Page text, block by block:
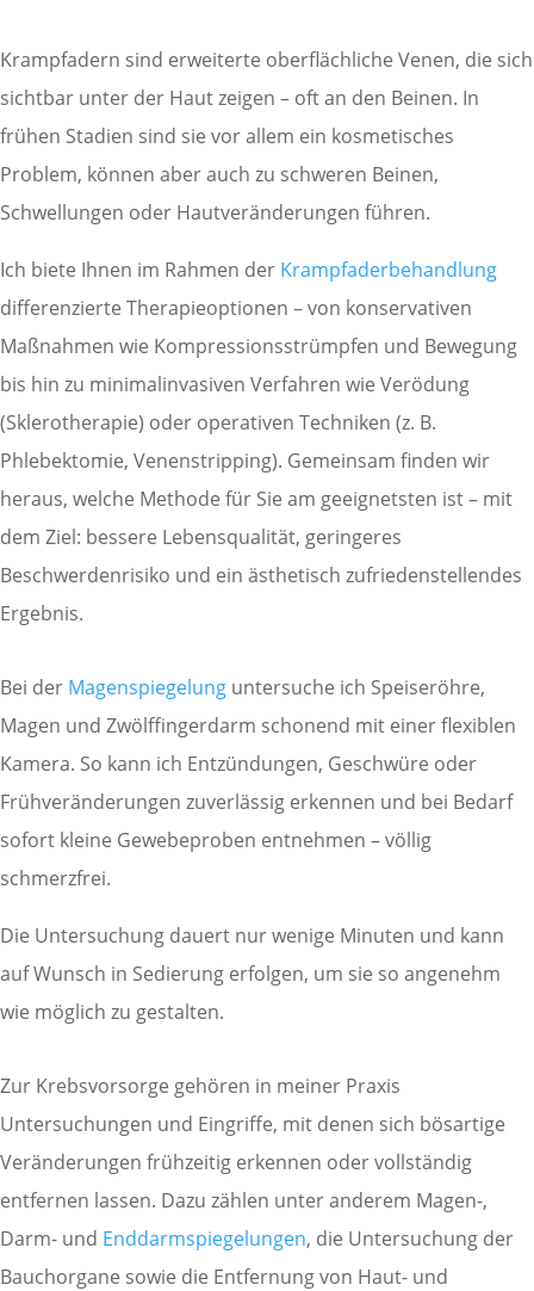
Krampfadern sind erweiterte oberflächliche Venen, die sich
sichtbar unter der Haut zeigen – oft an den Beinen. In
frühen Stadien sind sie vor allem ein kosmetisches
Problem, können aber auch zu schweren Beinen,
Schwellungen oder Hautveränderungen führen.
Ich biete Ihnen im Rahmen der Krampfaderbehandlung
differenzierte Therapieoptionen – von konservativen
Maßnahmen wie Kompressionsstrümpfen und Bewegung
bis hin zu minimalinvasiven Verfahren wie Verödung
(Sklerotherapie) oder operativen Techniken (z. B.
Phlebektomie, Venenstripping). Gemeinsam finden wir
heraus, welche Methode für Sie am geeignetsten ist – mit
dem Ziel: bessere Lebensqualität, geringeres
Beschwerdenrisiko und ein ästhetisch zufriedenstellendes
Ergebnis.
Bei der Magenspiegelung untersuche ich Speiseröhre,
Magen und Zwölffingerdarm schonend mit einer flexiblen
Kamera. So kann ich Entzündungen, Geschwüre oder
Frühveränderungen zuverlässig erkennen und bei Bedarf
sofort kleine Gewebeproben entnehmen – völlig
schmerzfrei.
Die Untersuchung dauert nur wenige Minuten und kann
auf Wunsch in Sedierung erfolgen, um sie so angenehm
wie möglich zu gestalten.
Zur Krebsvorsorge gehören in meiner Praxis
Untersuchungen und Eingriffe, mit denen sich bösartige
Veränderungen frühzeitig erkennen oder vollständig
entfernen lassen. Dazu zählen unter anderem Magen-,
Darm- und Enddarmspiegelungen, die Untersuchung der
Bauchorgane sowie die Entfernung von Haut- und